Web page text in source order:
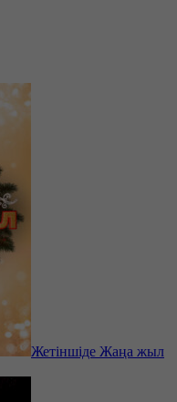
Жетіншіде Жаңа жыл